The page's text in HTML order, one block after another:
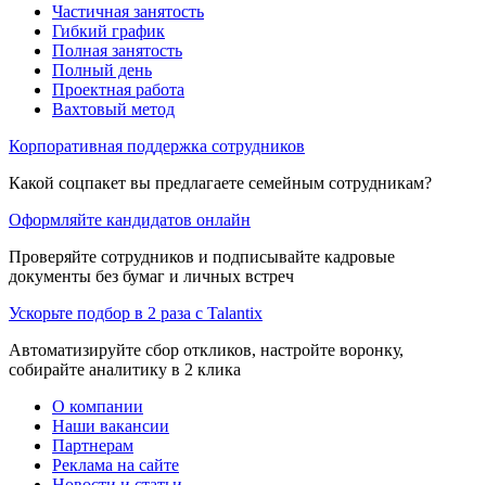
Частичная занятость
Гибкий график
Полная занятость
Полный день
Проектная работа
Вахтовый метод
Корпоративная поддержка сотрудников
Какой соцпакет вы предлагаете семейным сотрудникам?
Оформляйте кандидатов онлайн
Проверяйте сотрудников и подписывайте кадровые
документы без бумаг и личных встреч
Ускорьте подбор в 2 раза с Talantix
Автоматизируйте сбор откликов, настройте воронку,
собирайте аналитику в 2 клика
О компании
Наши вакансии
Партнерам
Реклама на сайте